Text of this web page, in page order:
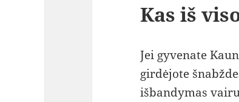
Kas iš
Jei gyvenate
girdėjote
išbandymas